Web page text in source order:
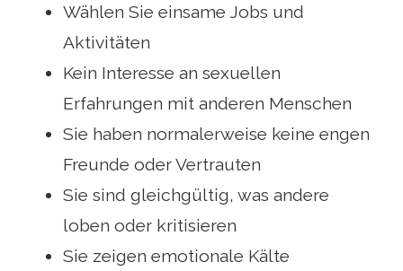
Wählen Sie einsame Jobs und
Aktivitäten
Kein Interesse an sexuellen
Erfahrungen mit anderen Menschen
Sie haben normalerweise keine engen
Freunde oder Vertrauten
Sie sind gleichgültig, was andere
loben oder kritisieren
Sie zeigen emotionale Kälte